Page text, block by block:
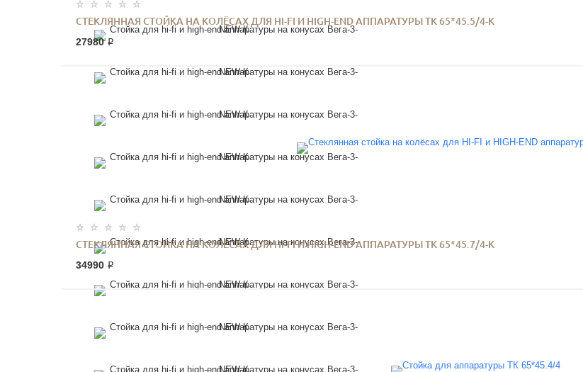
СТЕКЛЯННАЯ СТОЙКА НА КОЛЁСАХ ДЛЯ HI-FI И HIGH-END АППАРАТУРЫ ТК 65*45.5/4-К
27980 ₽
СТЕКЛЯННАЯ СТОЙКА НА КОЛЁСАХ ДЛЯ HI-FI И HIGH-END АППАРАТУРЫ ТК 65*45.7/4-К
34990 ₽